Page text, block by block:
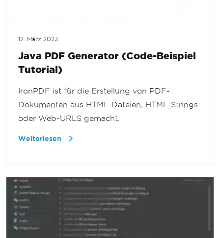
12. März 2023
Java PDF Generator (Code-Beispiel
Tutorial)
IronPDF ist für die Erstellung von PDF-
Dokumenten aus HTML-Dateien, HTML-Strings
oder Web-URLS gemacht.
Weiterlesen